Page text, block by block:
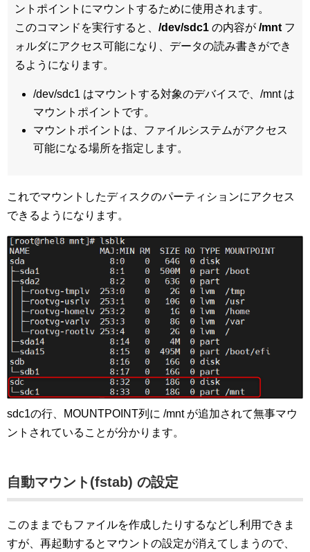
ントポイントにマウントするために使用されます。
このコマンドを実行すると、 /dev/sdc1 の内容が /mnt フ
ォルダにアクセス可能になり、データの読み書きができ
るようになります。
/dev/sdc1 はマウントする対象のデバイスで、/mnt は
マウントポイントです。
マウントポイントは、ファイルシステムがアクセス
可能になる場所を指定します。
これでマウントしたディスクのパーティションにアクセス
できるようになります。
sdc1の行、MOUNTPOINT列に /mnt が追加されて無事マウ
ントされていることが分かります。
自動マウント(fstab) の設定
このままでもファイルを作成したりするなどし利用できま
すが、再起動するとマウントの設定が消えてしまうので、